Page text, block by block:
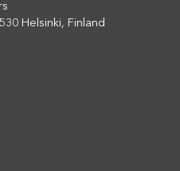
Helsinki, Finland